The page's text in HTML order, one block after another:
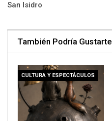
San Isidro
También Podría Gustarte
CULTURA Y ESPECTÁCULOS